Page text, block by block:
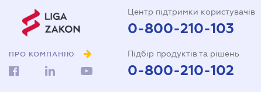
ПРО КОМПАНІЮ
Центр підтримки користувачів
0-800-210-103
Підбір продуктів та рішень
0-800-210-102